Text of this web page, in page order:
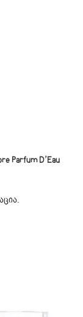
Parfum D’Eau
.